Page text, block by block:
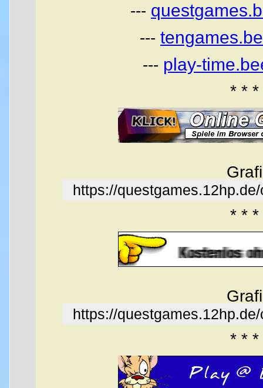
---
---
--- play-
* * *
https://
* * *
https://
* * *